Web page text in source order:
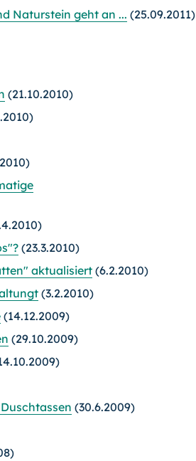
Naturstein geht an ... (25.09.2011)
(21.10.2010)
(23.3.2010)
aktualisiert(6.2.2010)
t (3.2.2010)
(14.12.2009)
(29.10.2009)
(30.6.2009)